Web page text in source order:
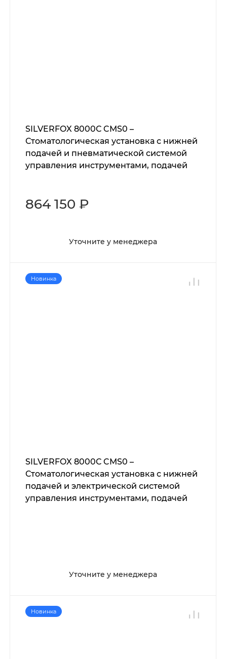
SILVERFOX 8000С CMS0 –
Стоматологическая установка с нижней
подачей и пневматической системой
управления инструментами, подачей
864 150 ₽
Уточните у менеджера
Новинка
SILVERFOX 8000С CMS0 –
Стоматологическая установка с нижней
подачей и электрической системой
управления инструментами, подачей
Уточните у менеджера
Новинка